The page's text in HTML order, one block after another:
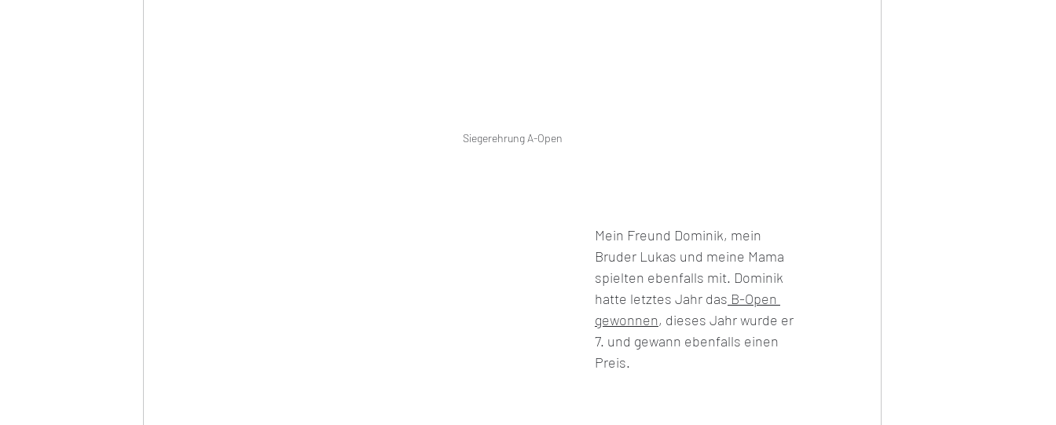
Siegerehrung A-Open
Mein Freund Dominik, mein
Bruder Lukas und meine Mama
spielten ebenfalls mit. Dominik
hatte letztes Jahr das B-Open
gewonnen, dieses Jahr wurde er
7. und gewann ebenfalls einen
Preis.